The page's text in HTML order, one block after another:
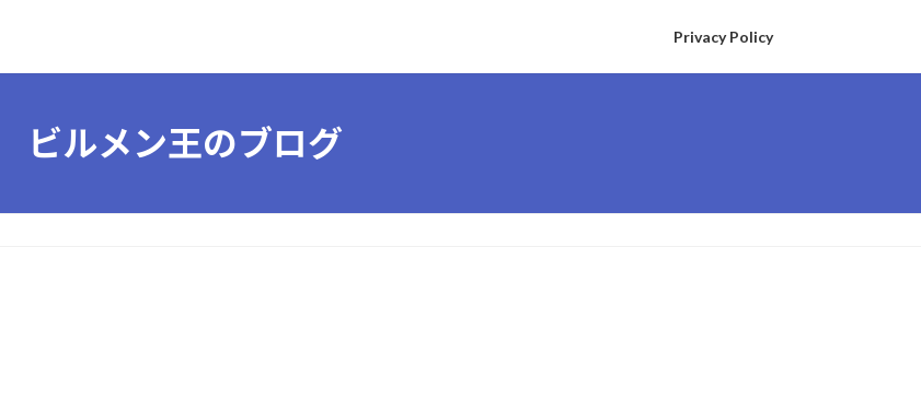
Privacy Policy
ビルメン王のブログ